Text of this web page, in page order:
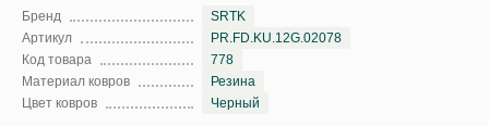
Бренд
SRTK
Артикул
PR.FD.KU.12G.02078
Код товара
778
Материал ковров
Резина
Цвет ковров
Черный